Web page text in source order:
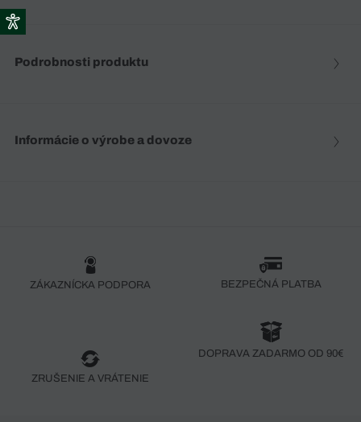
Podrobnosti produktu
Informácie o výrobe a dovoze
ZÁKAZNÍCKA PODPORA BEZPEČNÁ PLATBA
ZRUŠENIE A VRÁTENIE
DOPRAVA ZADARMO OD 90€